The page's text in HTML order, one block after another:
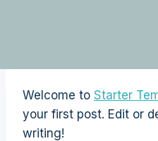
Welcome to Starter
your first post. Edit or
writing!